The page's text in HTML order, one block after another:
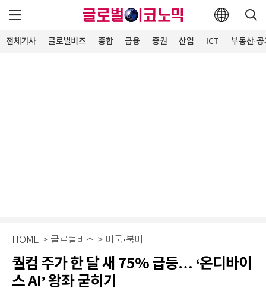
전체기사 글로벌비즈 종합 금융 증권 산업 ICT 부동산·
HOME > 글로벌비즈 > 미국·북미
퀄컴 주가 한 달 새 75% 급등… ‘온디바이
스 AI’ 왕좌 굳히기